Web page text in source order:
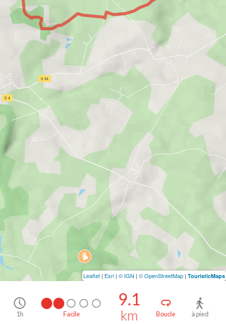
9.1
km Boucle 2h Facile
Leaflet | Esri | © IGN | © OpenStreetMap | TouristicMaps